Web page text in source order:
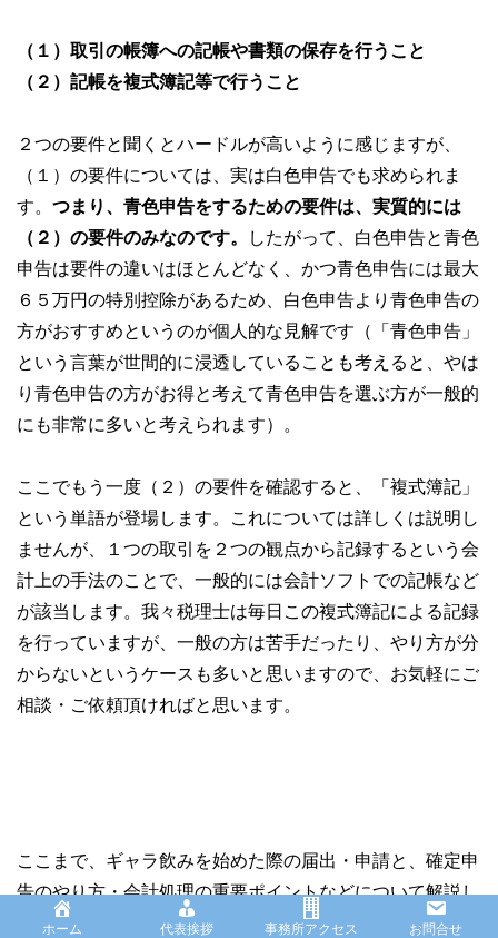
（１）取引の帳簿への記帳や書類の保存を行うこと
（２）記帳を複式簿記等で行うこと
２つの要件と聞くとハードルが高いように感じますが、
（１）の要件については、実は白色申告でも求められま
す。 つまり、青色申告をするための要件は、実質的には
（２）の要件のみなのです。
したがって、白色申告と青色
申告は要件の違いはほとんどなく、かつ青色申告には最大
６５万円の特別控除があるため、白色申告より青色申告の
方がおすすめというのが個人的な見解です（「青色申告」
という言葉が世間的に浸透していることも考えると、やは
り青色申告の方がお得と考えて青色申告を選ぶ方が一般的
にも非常に多いと考えられます）。
ここでもう一度（２）の要件を確認すると、「複式簿記」
という単語が登場します。これについては詳しくは説明し
ませんが、１つの取引を２つの観点から記録するという会
計上の手法のことで、一般的には会計ソフトでの記帳など
が該当します。我々税理士は毎日この複式簿記による記録
を行っていますが、一般の方は苦手だったり、やり方が分
からないというケースも多いと思いますので、お気軽にご
相談・ご依頼頂ければと思います。
ここまで、ギャラ飲みを始めた際の届出・申請と、確定申
告のやり方・会計処理の重要ポイントなどについて解説し
ました。ギャラ飲みをしている方は同世代の方と比べて高
ホーム 代表挨拶 事務所アクセス お問合せ